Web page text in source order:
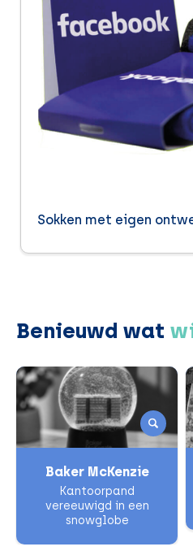
Sokken met eigen
Benieuwd wat
Baker McKenzie
Kantoorpand
vereeuwigd in een
snowglobe